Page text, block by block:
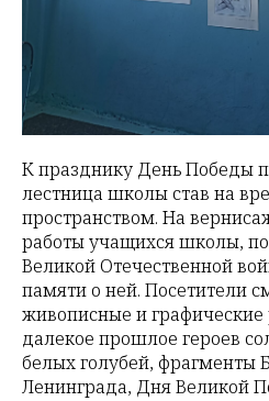
К празднику День Победы
лестница школы став на
пространством. На
работы учащихся школы,
Великой Отечественной
памяти о ней. Посетители
живописные и
далекое прошлое героев
белых голубей, фрагменты
Ленинграда, Дня Великой